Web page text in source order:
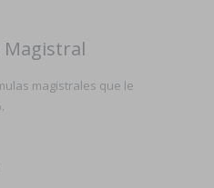
Magistral
magistrales que le